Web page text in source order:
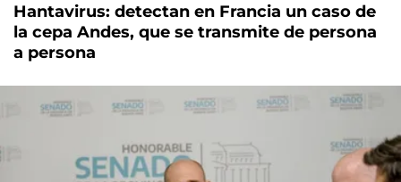
Hantavirus: detectan en Francia un caso de
la cepa Andes, que se transmite de persona
a persona